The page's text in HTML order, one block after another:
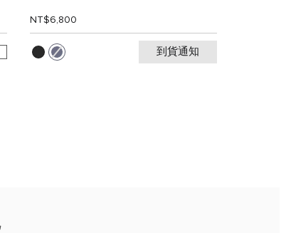
NT$6,800
到貨通知